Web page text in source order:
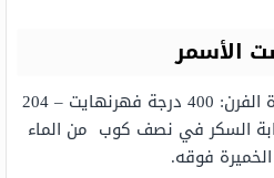
الأسمر
يجب أن تكون درجة حرارة الفرن: 400 درجة فهرنهايت – 204
السكر في نصف كوب من الماء
فوقه.